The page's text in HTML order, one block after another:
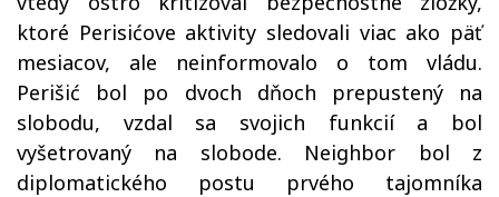
ktoré Perisićove aktivity sledovali viac ako päť
mesiacov, ale neinformovalo o tom vládu.
Perišić bol po dvoch dňoch prepustený na
slobodu, vzdal sa svojich funkcií a bol
vyšetrovaný na slobode. Neighbor bol z
diplomatického postu prvého tajomníka